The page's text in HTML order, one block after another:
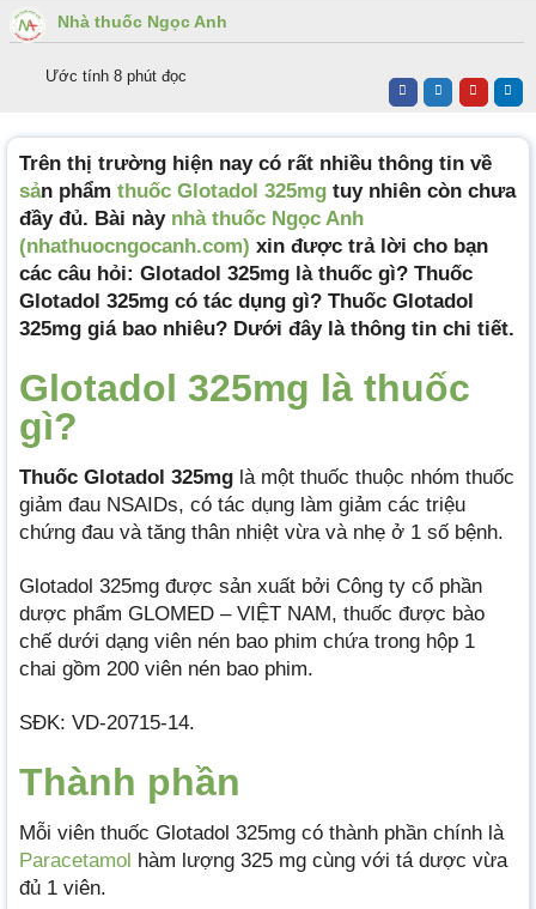
Nhà thuốc Ngọc Anh
Ước tính 8 phút đọc
Trên thị trường hiện nay có rất nhiều thông tin về
sản phẩm thuốc Glotadol 325mg tuy nhiên còn chưa
đầy đủ. Bài nàynhà thuốc Ngọc Anh
(nhathuocngocanh.com) xin được trả lời cho bạn
các câu hỏi: Glotadol 325mg là thuốc gì? Thuốc
Glotadol 325mg có tác dụng gì? Thuốc Glotadol
325mg giá bao nhiêu? Dưới đây là thông tin chi tiết.
Glotadol 325mg là thuốc
gì?
Thuốc Glotadol 325mg là một thuốc thuộc nhóm thuốc
giảm đau NSAIDs, có tác dụng làm giảm các triệu
chứng đau và tăng thân nhiệt vừa và nhẹ ở 1 số bệnh.
Glotadol 325mg được sản xuất bởi Công ty cổ phần
dược phẩm GLOMED – VIỆT NAM, thuốc được bào
chế dưới dạng viên nén bao phim chứa trong hộp 1
chai gồm 200 viên nén bao phim.
SĐK: VD-20715-14.
Thành phần
Mỗi viên thuốc Glotadol 325mg có thành phần chính là
Paracetamol hàm lượng 325 mg cùng với tá dược vừa
đủ 1 viên.